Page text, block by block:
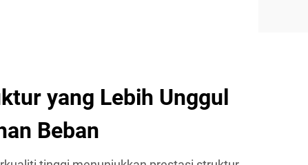
yang Lebih Unggul
Beban